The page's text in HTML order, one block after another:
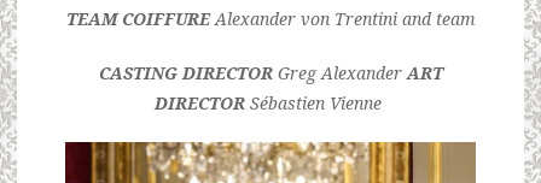
TEAM COIFFUREAlexander von Trentini and team
CASTING DIRECTORGreg AlexanderART
DIRECTOR Sébastien Vienne